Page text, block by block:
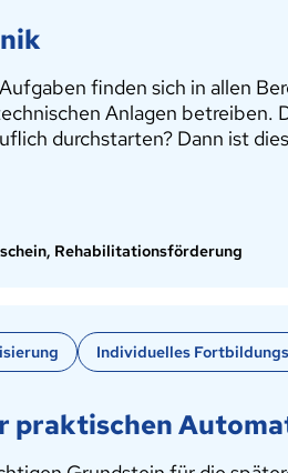
finden sich in allen
Anlagen
durchstarten? Dann ist
Rehabilitationsförderung
Individuelles
praktischen